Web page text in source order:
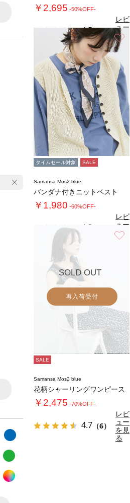
￥2,695 -50%OFF-
4.5（2）
レビ
ュー
を見
る
タイムセール対象 SALE
Samansa Mos2 blue
バンダナ付きニットベスト
￥1,980 -60%OFF-
4.3
レビ
ュー
を見
る
SOLD OUT
再入荷受付
SALE
Samansa Mos2 blue
花柄シャーリングワンピース
￥2,475 -70%OFF-
4.7 （6）
レビ
ュー
を見
る